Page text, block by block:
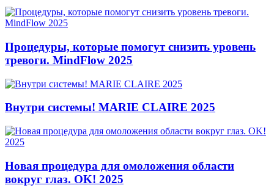
Процедуры, которые помогут снизить уровень
тревоги. MindFlow 2025
Внутри системы! MARIE CLAIRE 2025
Новая процедура для омоложения области
вокруг глаз. OK! 2025